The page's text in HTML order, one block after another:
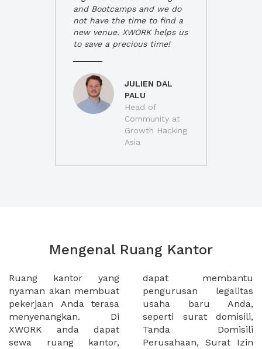
and Bootcamps and we do
not have the time to find a
new venue. XWORK helps us
to save a precious time!
JULIEN DAL
PALU
Head of
Community at
Growth Hacking
Asia
Mengenal Ruang Kantor
Ruang kantor yang
nyaman akan membuat
pekerjaan Anda terasa
menyenangkan. Di
XWORK anda dapat
sewa ruang kantor,
dapat membantu
pengurusan legalitas
usaha baru Anda,
seperti surat domisili,
Tanda Domisili
Perusahaan, Surat Izin